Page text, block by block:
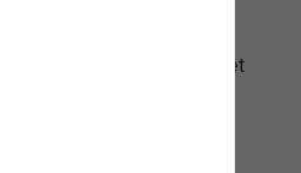
vertelt hij. "Er was
gaan doen", voegt hij
coachopleiding aan het
worden.